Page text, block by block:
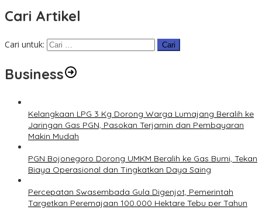
Cari Artikel
Cari untuk:
Business
Kelangkaan LPG 3 Kg Dorong Warga Lumajang Beralih ke
Jaringan Gas PGN, Pasokan Terjamin dan Pembayaran
Makin Mudah
PGN Bojonegoro Dorong UMKM Beralih ke Gas Bumi, Tekan
Biaya Operasional dan Tingkatkan Daya Saing
Percepatan Swasembada Gula Digenjot, Pemerintah
Targetkan Peremajaan 100.000 Hektare Tebu per Tahun